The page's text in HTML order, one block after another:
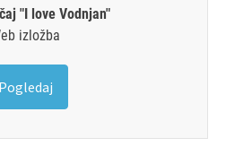
"I love Vodnjan"
izložba
Pogledaj